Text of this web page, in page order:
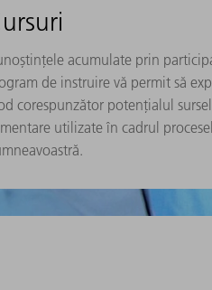
acumulate prin
de instruire vă permit să
corespunzător potențialul
utilizate în cadrul